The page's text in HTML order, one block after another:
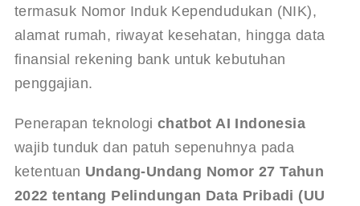
termasuk Nomor Induk Kependudukan (NIK),
alamat rumah, riwayat kesehatan, hingga data
finansial rekening bank untuk kebutuhan
penggajian.
Penerapan teknologi chatbot AI Indonesia
wajib tunduk dan patuh sepenuhnya pada
ketentuan Undang-Undang Nomor 27 Tahun
2022 tentang Pelindungan Data Pribadi (UU